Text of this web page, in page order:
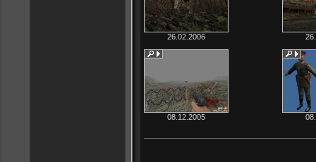
26.02.2006
08.12.2005